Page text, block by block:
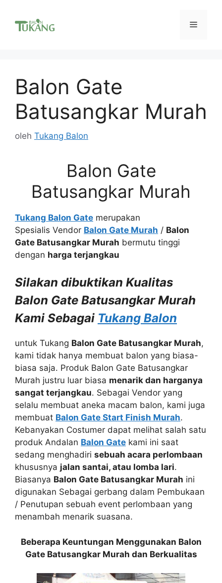
Menu
Balon Gate
Batusangkar Murah
oleh Tukang Balon
Balon Gate
Batusangkar Murah
Tukang Balon Gate merupakan
Spesialis Vendor Balon Gate Murah / Balon
Gate Batusangkar Murah bermutu tinggi
dengan harga terjangkau
Silakan dibuktikan Kualitas
Balon Gate Batusangkar Murah
Kami Sebagai Tukang Balon
untuk Tukang Balon Gate Batusangkar Murah,
kami tidak hanya membuat balon yang biasa-
biasa saja. Produk Balon Gate Batusangkar
Murah justru luar biasa menarik dan harganya
sangat terjangkau. Sebagai Vendor yang
selalu membuat aneka macam balon, kami juga
membuat Balon Gate Start Finish Murah.
Kebanyakan Costumer dapat melihat salah satu
produk Andalan Balon Gate kami ini saat
sedang menghadiri sebuah acara perlombaan
khususnya jalan santai, atau lomba lari.
Biasanya Balon Gate Batusangkar Murah ini
digunakan Sebagai gerbang dalam Pembukaan
/ Penutupan sebuah event perlombaan yang
menambah menarik suasana.
Beberapa Keuntungan Menggunakan Balon
Gate Batusangkar Murah dan Berkualitas